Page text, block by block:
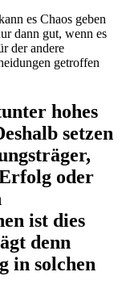
es Chaos geben
dann gut, wenn es
der andere
getroffen
hohes
setzen
oder
ist dies
denn
in solchen